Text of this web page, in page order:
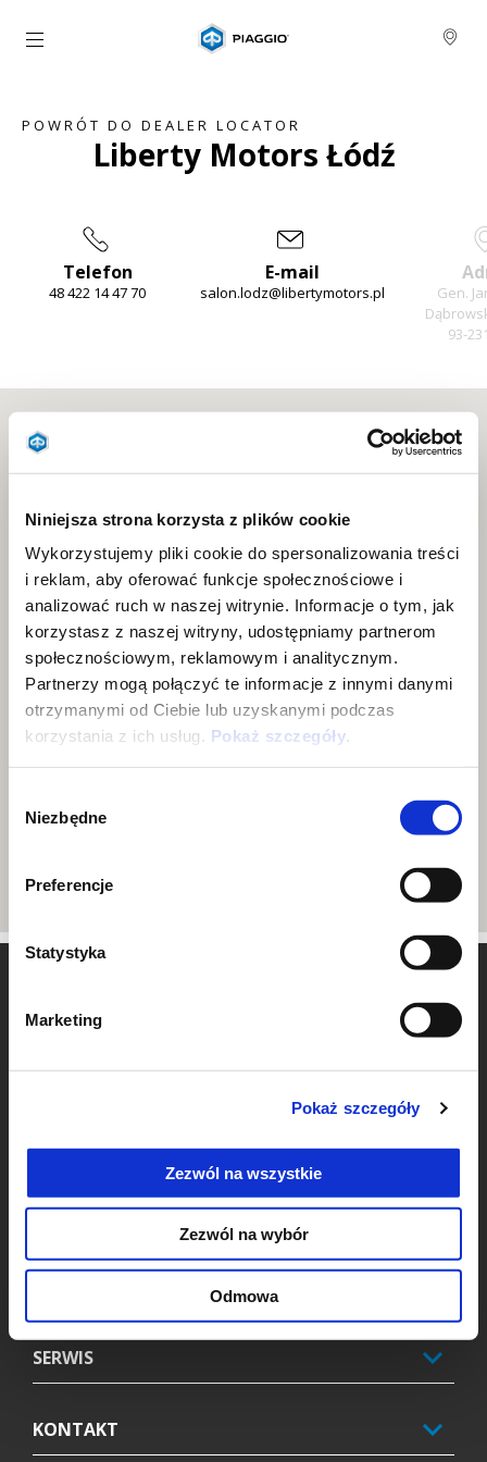
Niniejsza strona korzysta z plików cookie
Wykorzystujemy pliki cookie do spersonalizowania treści
i reklam, aby oferować funkcje społecznościowe i
analizować ruch w naszej witrynie. Informacje o tym, jak
korzystasz z naszej witryny, udostępniamy partnerom
społecznościowym, reklamowym i analitycznym.
Partnerzy mogą połączyć te informacje z innymi danymi
otrzymanymi od Ciebie lub uzyskanymi podczas
korzystania z ich usług. Pokaż szczegóły.
zgody
Niezbędne
Preferencje
Statystyka
Marketing
Pokaż szczegóły
Zezwól na wszystkie
Zezwól na wybór
Odmowa
Idź do strony głównej
POWRÓT DO DEALER LOCATOR
Liberty Motors Łódź
Telefon
48 422 14 47 70
E-mail
salon.lodz@libertymotors.pl
Gen.
93-
MODELE
AKCESORIA
PROMOCJE
SERWIS
KONTAKT